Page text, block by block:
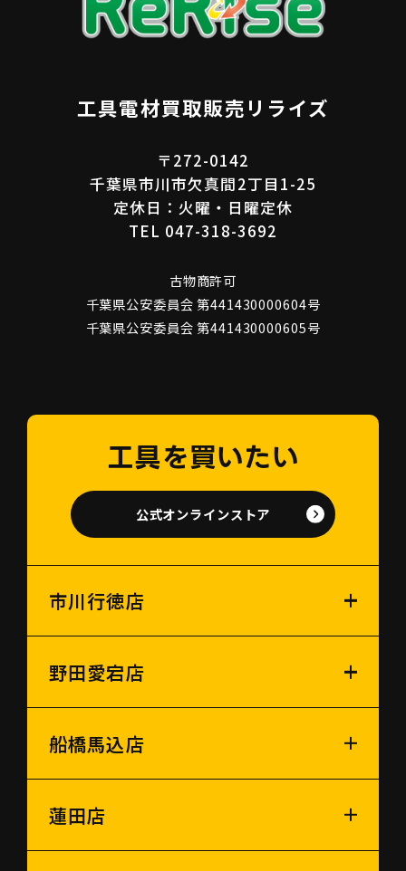
工具電材買取販売リライズ
〒272-0142
千葉県市川市欠真間2丁目1-25
定休日：火曜・日曜定休
TEL 047-318-3692
古物商許可
千葉県公安委員会 第441430000604号
千葉県公安委員会 第441430000605号
工具を買いたい
公式オンラインストア
市川行徳店
野田愛宕店
船橋馬込店
蓮田店